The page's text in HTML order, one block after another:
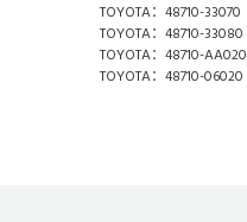
TOYOTA：48710-33070
TOYOTA：48710-33080
TOYOTA：48710-AA020
TOYOTA：48710-06020